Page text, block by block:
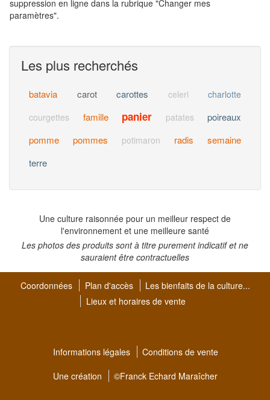
suppression en ligne dans la rubrique "Changer mes
paramètres".
Les plus recherchés
batavia carot carottes celeri
charlotte
courgettes
famille panier patates
poireaux
pomme
pommes potimaron radis
semaine
terre
Une culture raisonnée pour un meilleur respect de
l'environnement et une meilleure santé
Les photos des produits sont à titre purement indicatif et ne
sauraient être contractuelles
Coordonnées Plan d'accès
Les bienfaits de la culture...
Lieux et horaires de vente
Informations légales
Conditions de vente
Une création
©Franck Echard Maraîcher